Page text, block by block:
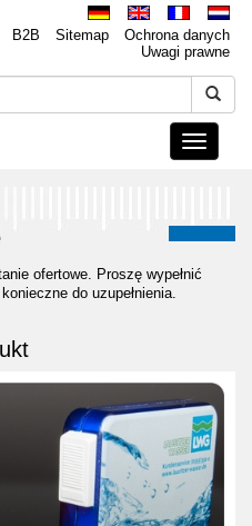
B2B Sitemap
Ochrona danych
Uwagi prawne
Toggle
ofertowe. Proszę wypełnić
do uzupełnienia.